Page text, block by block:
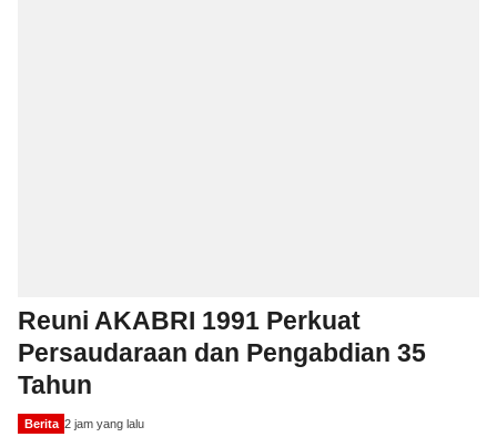
Reuni AKABRI 1991 Perkuat
Persaudaraan dan Pengabdian 35
Tahun
Berita 2 jam yang lalu